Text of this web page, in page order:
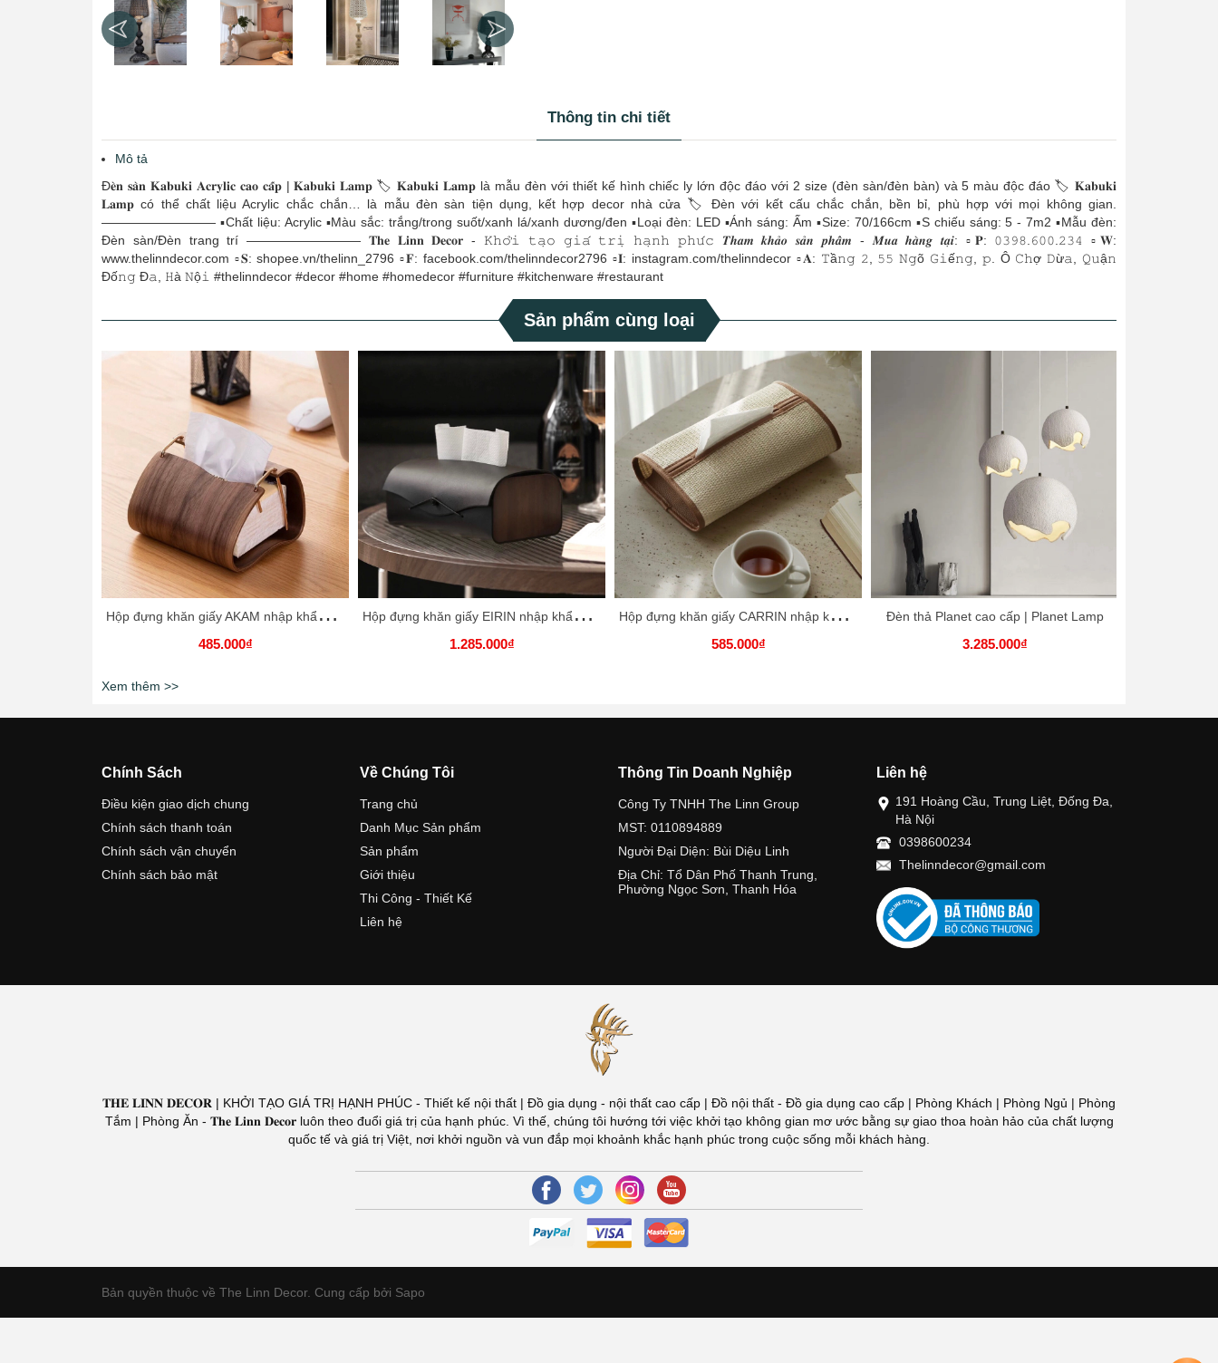
Thông tin chi tiết
Mô tả
Đ𝐞̀𝐧 𝐬𝐚̀𝐧 𝐊𝐚𝐛𝐮𝐤𝐢 𝐀𝐜𝐫𝐲𝐥𝐢𝐜 𝐜𝐚𝐨 𝐜𝐚̂́𝐩 | 𝐊𝐚𝐛𝐮𝐤𝐢 𝐋𝐚𝐦𝐩 🏷️ 𝐊𝐚𝐛𝐮𝐤𝐢 𝐋𝐚𝐦𝐩 là mẫu đèn với thiết kế hình chiếc ly lớn độc đáo với 2 size (đèn sàn/đèn bàn) và 5 màu độc đáo 🏷 𝐊𝐚𝐛𝐮𝐤𝐢
𝐋𝐚𝐦𝐩 có thể chất liệu Acrylic chắc chắn… là mẫu đèn sàn tiện dụng, kết hợp decor nhà cửa 🏷 Đèn với kết cấu chắc chắn, bền bỉ, phù hợp với mọi không gian.
————————— ▪️Chất liệu: Acrylic ▪️Màu sắc: trắng/trong suốt/xanh lá/xanh dương/đen ▪️Loại đèn: LED ▪️Ánh sáng: Ấm ▪️Size: 70/166cm ▪️S chiếu sáng: 5 - 7m2 ▪️Mẫu đèn:
Đèn sàn/Đèn trang trí ————————— 𝐓𝐡𝐞 𝐋𝐢𝐧𝐧 𝐃𝐞𝐜𝐨𝐫 - 𝙺𝚑𝚘̛̉𝚒 𝚝𝚊̣𝚘 𝚐𝚒𝚊́ 𝚝𝚛𝚒̣ 𝚑𝚊̣𝚗𝚑 𝚙𝚑𝚞́𝚌 𝑻𝒉𝒂𝒎 𝒌𝒉𝒂̉𝒐 𝒔𝒂̉𝒏 𝒑𝒉𝒂̂̉𝒎 - 𝑴𝒖𝒂 𝒉𝒂̀𝒏𝒈 𝒕𝒂̣𝒊: ▫𝐏: 𝟶𝟹𝟿𝟾.𝟼𝟶𝟶.𝟸𝟹𝟺 ▫𝐖:
www.thelinndecor.com ▫𝐒: shopee.vn/thelinn_2796 ▫𝐅: facebook.com/thelinndecor2796 ▫𝐈: instagram.com/thelinndecor ▫️𝐀: 𝚃ầ𝚗𝚐 𝟸, 𝟻𝟻 𝙽𝚐õ 𝙶𝚒ế𝚗𝚐, 𝚙. Ô 𝙲𝚑ợ 𝙳ừ𝚊, 𝚀𝚞ậ𝚗
Đố𝚗𝚐 Đ𝚊, 𝙷à 𝙽ộ𝚒 #thelinndecor #decor #home #homedecor #furniture #kitchenware #restaurant
Sản phẩm cùng loại
H
ộp đựng khăn giấy AKAM nhập khẩu cao cấp / AKAM Tissue Box
485.000₫
H
ộp đựng khăn giấy EIRIN nhập khẩu cao cấp / EIRIN Tissue Box
1.285.000₫
H
ộp đựng khăn giấy CARRIN nhập khẩu cao cấp / CARRIN Tissue Box
585.000₫
Đèn thả Planet cao cấp | Planet Lamp
3.285.000₫
Xem thêm >>
Chính Sách
Điều kiện giao dịch chung
Chính sách thanh toán
Chính sách vận chuyển
Chính sách bảo mật
Về Chúng Tôi
Trang chủ
Danh Mục Sản phẩm
Sản phẩm
Giới thiệu
Thi Công - Thiết Kế
Liên hệ
Thông Tin Doanh Nghiệp
Công Ty TNHH The Linn Group
MST: 0110894889
Người Đại Diện: Bùi Diệu Linh
Địa Chỉ: Tổ Dân Phố Thanh Trung,
Phường Ngọc Sơn, Thanh Hóa
Liên hệ
191 Hoàng Cầu, Trung Liệt, Đống Đa,
Hà Nội
0398600234
Thelinndecor@gmail.com
𝐓𝐇𝐄 𝐋𝐈𝐍𝐍 𝐃𝐄𝐂𝐎𝐑 | KHỞI TẠO GIÁ TRỊ HẠNH PHÚC - Thiết kế nội thất | Đồ gia dụng - nội thất cao cấp | Đồ nội thất - Đồ gia dụng cao cấp | Phòng Khách | Phòng Ngủ | Phòng
Tắm | Phòng Ăn - 𝐓𝐡𝐞 𝐋𝐢𝐧𝐧 𝐃𝐞𝐜𝐨𝐫 luôn theo đuổi giá trị của hạnh phúc. Vì thế, chúng tôi hướng tới việc khởi tạo không gian mơ ước bằng sự giao thoa hoàn hảo của chất lượng
quốc tế và giá trị Việt, nơi khởi nguồn và vun đắp mọi khoảnh khắc hạnh phúc trong cuộc sống mỗi khách hàng.
Bản quyền thuộc về The Linn Decor. Cung cấp bởi Sapo